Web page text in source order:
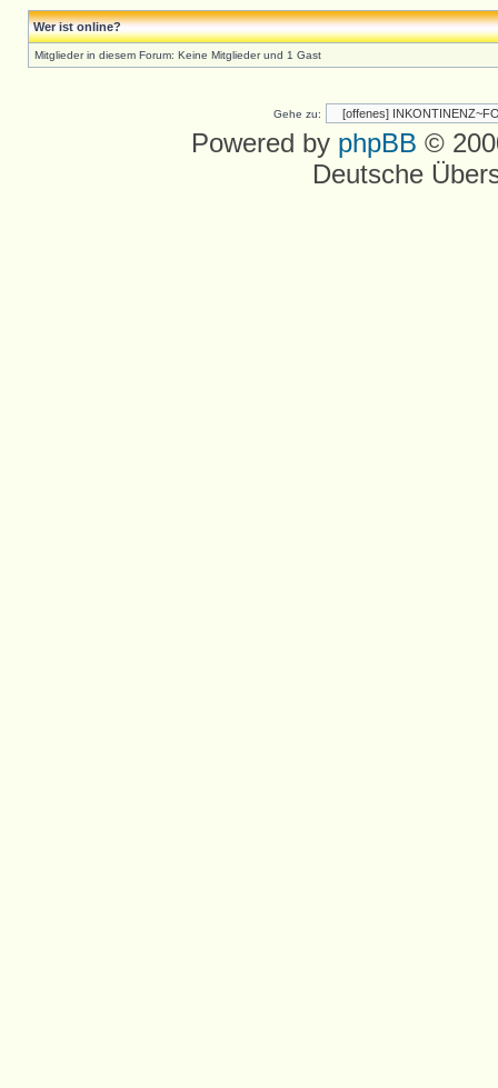
Wer ist online?
Mitglieder in diesem Forum: Keine Mitglieder und 1 Gast
Gehe zu:
Powered by phpBB ©
Deutsche